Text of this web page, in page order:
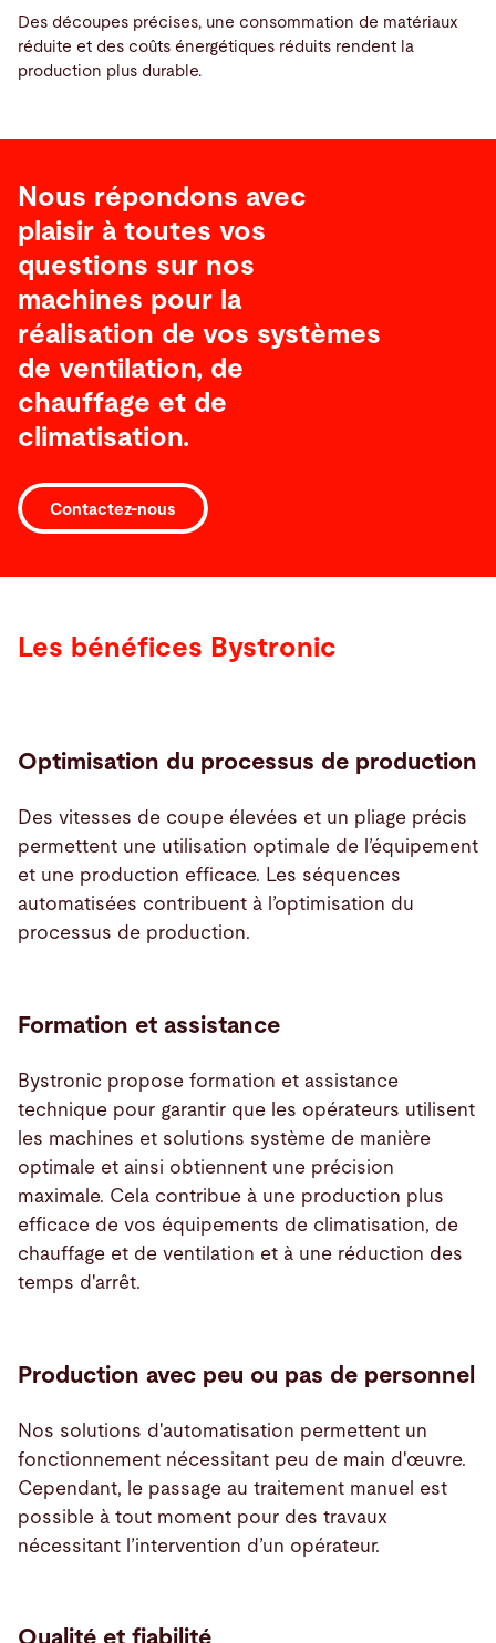
Des découpes précises, une consommation de matériaux
réduite et des coûts énergétiques réduits rendent la
production plus durable.
Nous répondons avec
plaisir à toutes vos
questions sur nos
machines pour la
réalisation de vos systèmes
de ventilation, de
chauffage et de
climatisation.
Contactez-nous
Les bénéfices Bystronic
Optimisation du processus de production
Des vitesses de coupe élevées et un pliage précis
permettent une utilisation optimale de l’équipement
et une production efficace. Les séquences
automatisées contribuent à l’optimisation du
processus de production.
Formation et assistance
Bystronic propose formation et assistance
technique pour garantir que les opérateurs utilisent
les machines et solutions système de manière
optimale et ainsi obtiennent une précision
maximale. Cela contribue à une production plus
efficace de vos équipements de climatisation, de
chauffage et de ventilation et à une réduction des
temps d'arrêt.
Production avec peu ou pas de personnel
Nos solutions d'automatisation permettent un
fonctionnement nécessitant peu de main d'œuvre.
Cependant, le passage au traitement manuel est
possible à tout moment pour des travaux
nécessitant l’intervention d’un opérateur.